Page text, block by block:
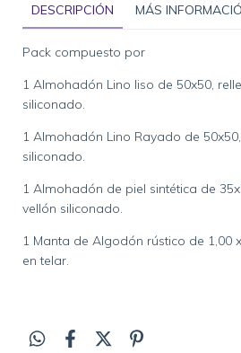
DESCRIPCIÓN MÁS
Pack compuesto por
1 Almohadón Lino liso de 50x50,
siliconado.
1 Almohadón Lino Rayado de
siliconado.
1 Almohadón de piel sintética de
vellón siliconado.
1 Manta de Algodón rústico de 1,00
en telar.